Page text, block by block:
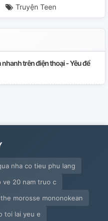
Truyện Teen
trên điện thoại - Yêu để
nha co tieu phu lang
ve 20 nam truo c
the morosse mononokean
toi lai yeu e